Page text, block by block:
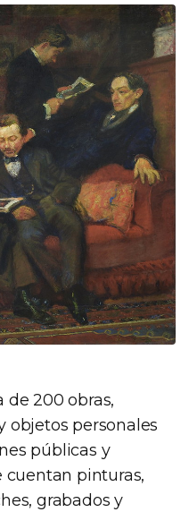
de 200 obras,
objetos personales
públicas y
cuentan pinturas,
grabados y